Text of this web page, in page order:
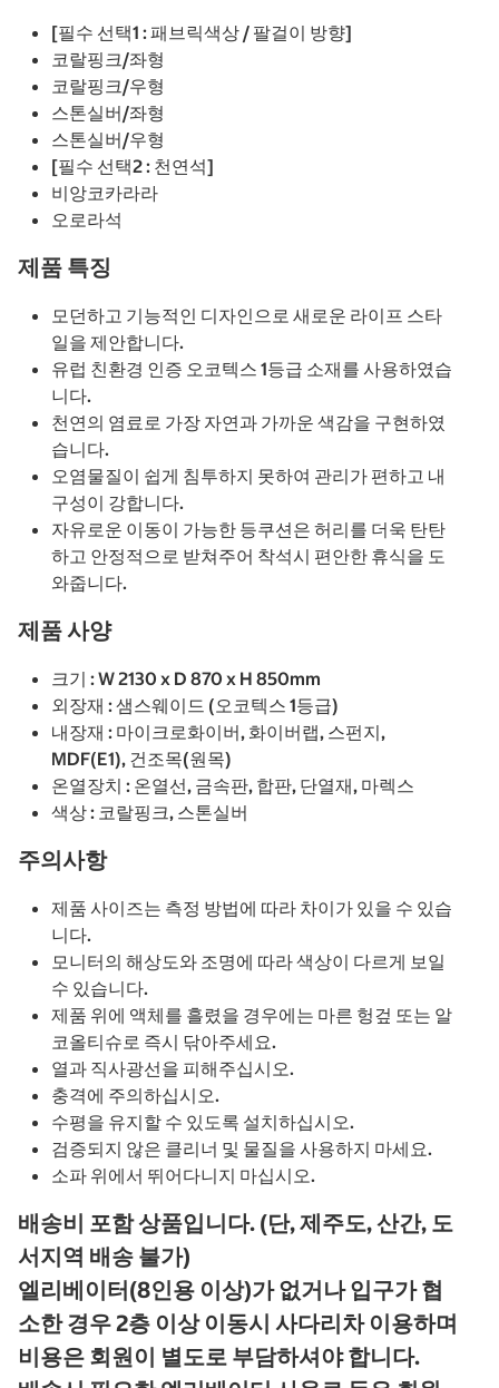
[필수 선택1 : 패브릭색상 / 팔걸이 방향]
코랄핑크/좌형
코랄핑크/우형
스톤실버/좌형
스톤실버/우형
[필수 선택2 : 천연석]
비앙코카라라
오로라석
제품 특징
모던하고 기능적인 디자인으로 새로운 라이프 스타
일을 제안합니다.
유럽 친환경 인증 오코텍스 1등급 소재를 사용하였습
니다.
천연의 염료로 가장 자연과 가까운 색감을 구현하였
습니다.
오염물질이 쉽게 침투하지 못하여 관리가 편하고 내
구성이 강합니다.
자유로운 이동이 가능한 등쿠션은 허리를 더욱 탄탄
하고 안정적으로 받쳐주어 착석시 편안한 휴식을 도
와줍니다.
제품 사양
크기 : W 2130 x D 870 x H 850mm
외장재 : 샘스웨이드 (오코텍스 1등급)
내장재 : 마이크로화이버, 화이버랩, 스펀지,
MDF(E1), 건조목(원목)
온열장치 : 온열선, 금속판, 합판, 단열재, 마렉스
색상 : 코랄핑크, 스톤실버
주의사항
제품 사이즈는 측정 방법에 따라 차이가 있을 수 있습
니다.
모니터의 해상도와 조명에 따라 색상이 다르게 보일
수 있습니다.
제품 위에 액체를 흘렸을 경우에는 마른 헝겊 또는 알
코올티슈로 즉시 닦아주세요.
열과 직사광선을 피해주십시오.
충격에 주의하십시오.
수평을 유지할 수 있도록 설치하십시오.
검증되지 않은 클리너 및 물질을 사용하지 마세요.
소파 위에서 뛰어다니지 마십시오.
배송비 포함 상품입니다. (단, 제주도, 산간, 도
서지역 배송 불가)
엘리베이터(8인용 이상)가 없거나 입구가 협
소한 경우 2층 이상 이동시 사다리차 이용하며
비용은 회원이 별도로 부담하셔야 합니다.